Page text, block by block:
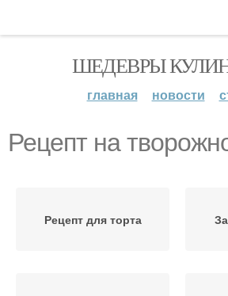
ШЕДЕВРЫ
главная новости
Рецепт на
Рецепт для торта